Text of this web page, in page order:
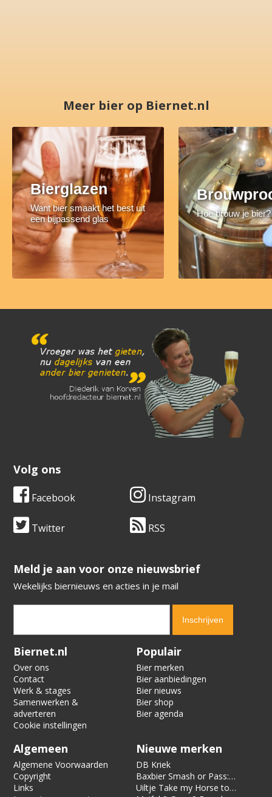
Meer bier op Biernet.nl
Bierglazen
Want bier smaakt het best uit
een bijpassend glas
Hoe brouw je bier?
Volg ons
Facebook Instagram
Twitter RSS
​​​​​​​Meld je aan voor onze nieuwsbrief
Wekelijks biernieuws en acties in je mail
Verification code:
Biernet.nl
Over ons
Contact
Werk & stages
Samenwerken &
adverteren
Cookie instellingen
Populair
Bier merken
Bier aanbiedingen
Bier nieuws
Bier shop
Bier agenda
Algemeen
Algemene Voorwaarden
Copyright
Links
Nieuwe merken
DB Kriek
Baxbier Smash or Pass:
Strata
Uiltje Take my Horse to